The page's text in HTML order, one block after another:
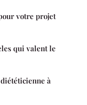
votre projet
qui valent le
à